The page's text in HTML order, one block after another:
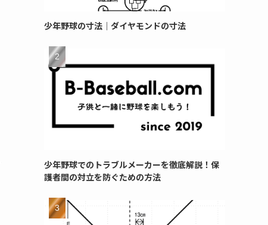
少年野球の寸法｜ダイヤモンドの寸法
少年野球でのトラブルメーカーを徹底解説！保
護者間の対立を防ぐための方法